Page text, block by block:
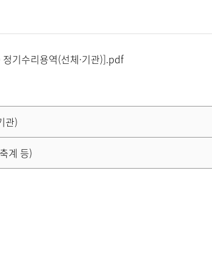
기수리용역(선체·기관)].pdf
관)
계 등)